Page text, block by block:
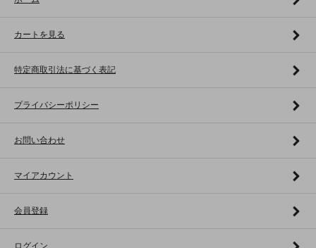
カートを見る
特定商取引法に基づく表記
プライバシーポリシー
お問い合わせ
マイアカウント
会員登録
ログイン